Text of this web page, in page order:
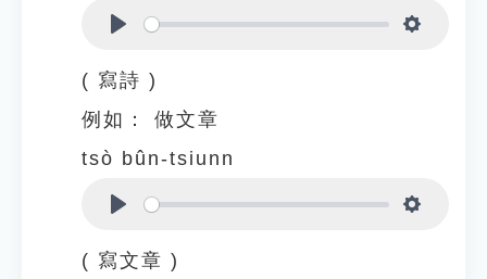
( 寫詩 )
例如：
做文章
tsò bûn-tsiunn
( 寫文章 )